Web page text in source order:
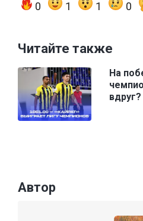
0 1 1 0
Читайте также
На
вдруг?
Автор